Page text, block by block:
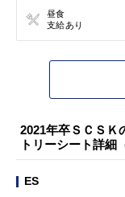
昼食
支給あり
2021年卒ＳＣＳＫ
トリーシート詳細
ES